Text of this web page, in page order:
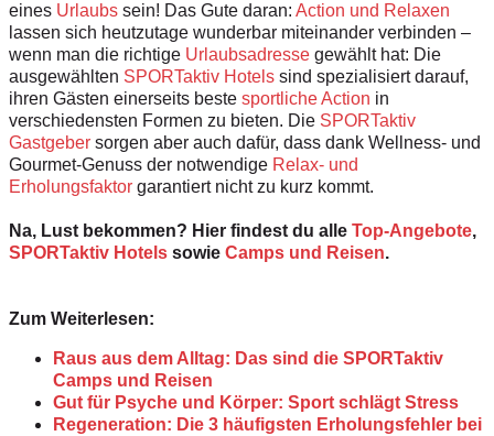
eines Urlaubs sein! Das Gute daran: Action und Relaxen
lassen sich heutzutage wunderbar miteinander verbinden –
wenn man die richtige Urlaubsadresse gewählt hat: Die
ausgewählten SPORTaktiv Hotels sind spezialisiert darauf,
ihren Gästen einerseits beste sportliche Action in
verschiedensten Formen zu bieten. Die SPORTaktiv
Gastgeber sorgen aber auch dafür, dass dank Wellness- und
Gourmet-Genuss der notwendige Relax- und
Erholungsfaktor garantiert nicht zu kurz kommt.
Na, Lust bekommen? Hier findest du alle Top-Angebote,
SPORTaktiv Hotels sowie Camps und Reisen.
Zum Weiterlesen:
Raus aus dem Alltag: Das sind die SPORTaktiv
Camps und Reisen
Gut für Psyche und Körper: Sport schlägt Stress
Regeneration: Die 3 häufigsten Erholungsfehler bei